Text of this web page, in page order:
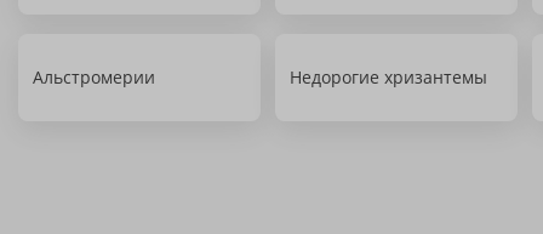
Альстромерии Недорогие хризантемы